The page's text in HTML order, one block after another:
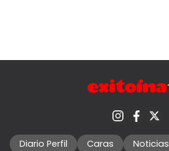
Diario Perfil Caras Noticias